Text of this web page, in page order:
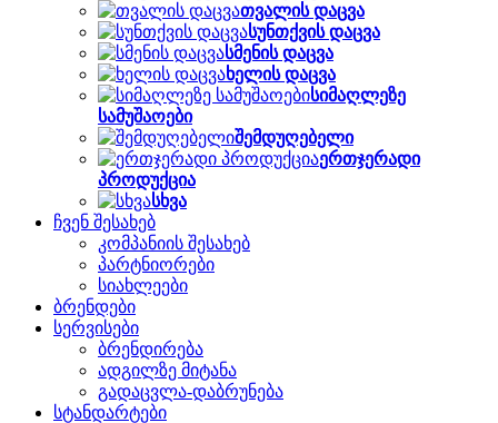
თვალის დაცვა
სუნთქვის დაცვა
სმენის დაცვა
ხელის დაცვა
სიმაღლეზე
სამუშაოები
შემდუღებელი
ერთჯერადი
პროდუქცია
სხვა
ჩვენ შესახებ
კომპანიის შესახებ
პარტნიორები
სიახლეები
ბრენდები
სერვისები
ბრენდირება
ადგილზე მიტანა
გადაცვლა-დაბრუნება
სტანდარტები